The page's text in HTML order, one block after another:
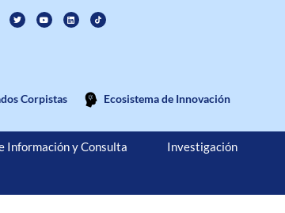
Corpistas Ecosistema de Innovación
Información y Consulta Investigación